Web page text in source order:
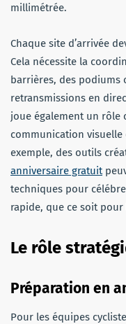
millimétrée.
Chaque site d’arrivée
Cela nécessite la
barrières, des podiums
retransmissions en
joue également un rôle
communication
exemple, des outils
anniversaire gratuit
techniques pour
rapide, que ce soit
Le rôle
Préparation en
Pour les équipes